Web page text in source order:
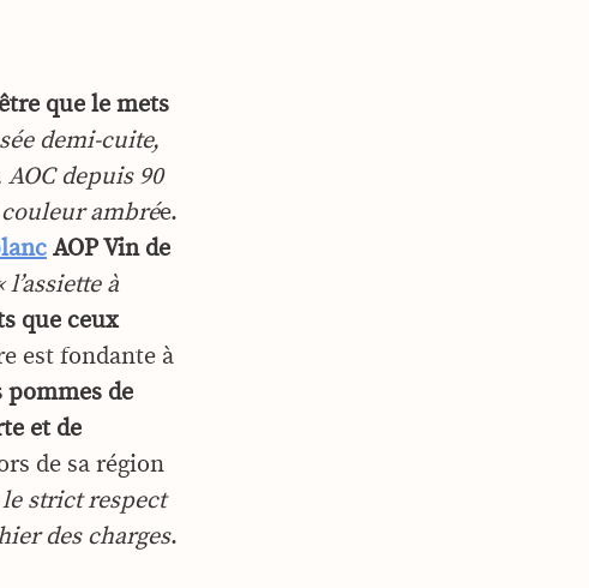
que le mets
demi-cuite,
depuis 90
ambrée.
AOP Vin de
l’assiette à
que ceux
est fondante à
pommes de
et de
de sa région
strict respect
des charges.